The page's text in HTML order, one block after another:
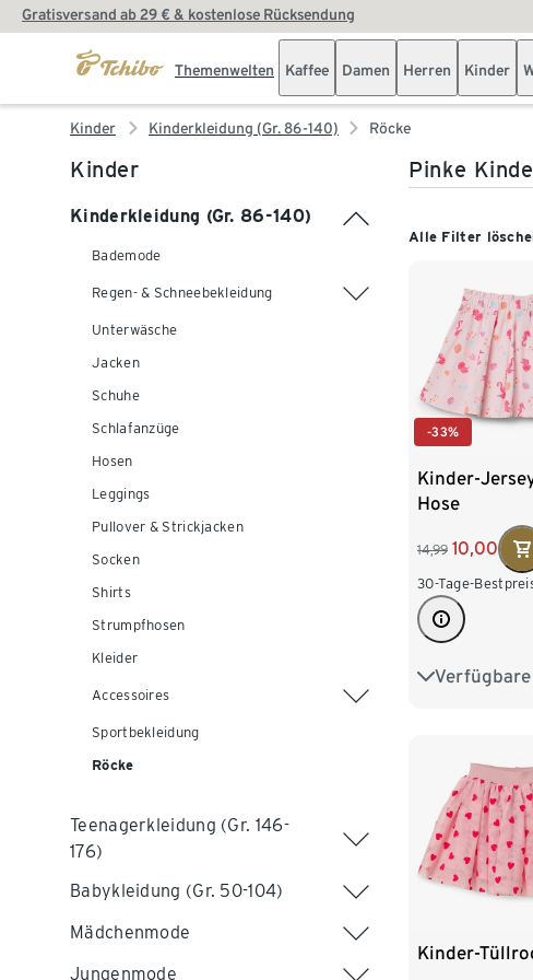
Gratisversand ab 29 € & kostenlose Rücksendung
Themenwelten Kaffee Damen Herren Kinder
Kinder Kinderkleidung (Gr. 86-140) Röcke
Kinder
Kinderkleidung (Gr. 86-140)
Bademode
Regen- & Schneebekleidung
Unterwäsche
Jacken
Schuhe
Schlafanzüge
Hosen
Leggings
Pullover & Strickjacken
Socken
Shirts
Strumpfhosen
Kleider
Accessoires
Sportbekleidung
Röcke
Teenagerkleidung (Gr. 146-
176)
Babykleidung (Gr. 50-104)
Mädchenmode
Jungenmode
Pinke
Alle Filter
-33%
Kinder-
Hose
14,99 10,00
30-Tage-
86/92 98/
Kinder-